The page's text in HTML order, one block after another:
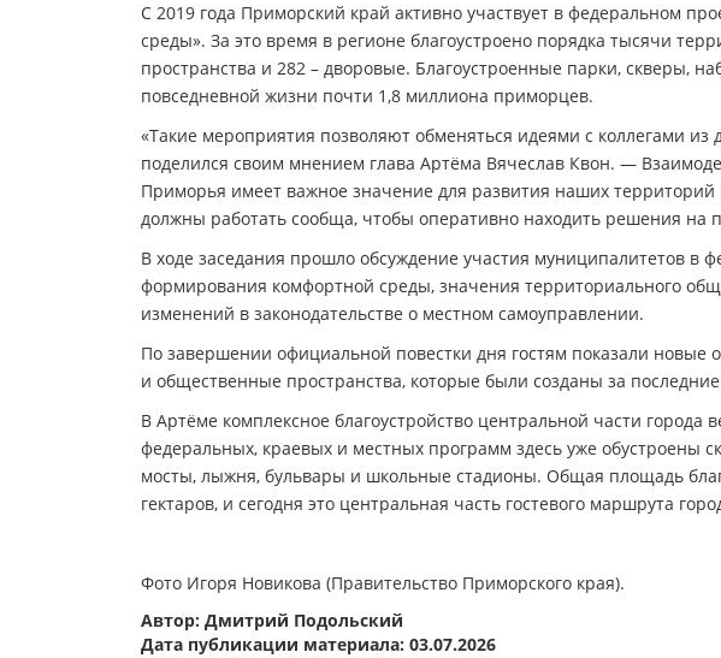
С 2019 года Приморский край активно участвует в федеральном
среды». За это время в регионе благоустроено порядка тысячи
пространства и 282 – дворовые. Благоустроенные парки, скверы,
повседневной жизни почти 1,8 миллиона приморцев.
«Такие мероприятия позволяют обменяться идеями с коллегами
поделился своим мнением глава Артёма Вячеслав Квон. —
Приморья имеет важное значение для развития наших
должны работать сообща, чтобы оперативно находить решения на
В ходе заседания прошло обсуждение участия муниципалитетов в
формирования комфортной среды, значения территориального
изменений в законодательстве о местном самоуправлении.
По завершении официальной повестки дня гостям показали новые
и общественные пространства, которые были созданы за
В Артёме комплексное благоустройство центральной части города
федеральных, краевых и местных программ здесь уже обустроены
мосты, лыжня, бульвары и школьные стадионы. Общая площадь
гектаров, и сегодня это центральная часть гостевого маршрута
Фото Игоря Новикова (Правительство Приморского края).
Автор: Дмитрий Подольский
Дата публикации материала: 03.07.2026